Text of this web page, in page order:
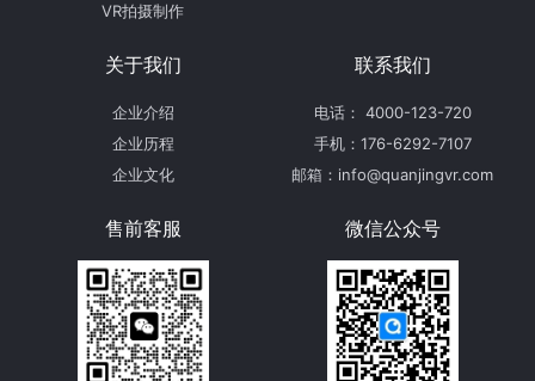
VR拍摄制作
关于我们
企业介绍
企业历程
企业文化
联系我们
电话： 4000-123-720
手机：176-6292-7107
邮箱：info@quanjingvr.com
售前客服 微信公众号